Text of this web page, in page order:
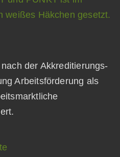
der Akkreditierungs-
Arbeitsförderung als